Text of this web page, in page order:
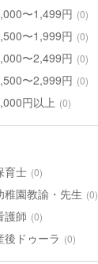
〜1,499円 (0)
〜1,999円 (0)
〜2,499円 (0)
〜2,999円 (0)
円以上 (0)
育士 (0)
稚園教諭・先生 (0)
護師 (0)
後ドゥーラ (0)